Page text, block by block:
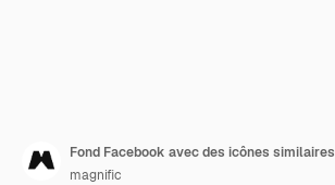
Fond Facebook avec des icônes similaires
magnific